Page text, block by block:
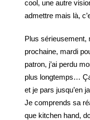
cool, une autre
admettre mais là,
Plus sérieusement,
prochaine, mardi
patron, j’ai perdu
plus longtemps…
et je pars jusqu’en
Je comprends sa
que kitchen hand,